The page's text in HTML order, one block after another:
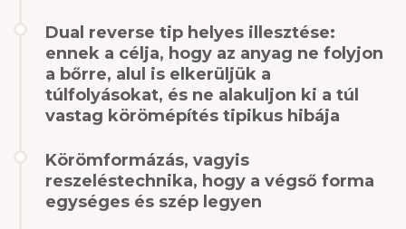
Dual reverse tip helyes illesztése:
ennek a célja, hogy az anyag ne folyjon
a bőrre, alul is elkerüljük a
túlfolyásokat, és ne alakuljon ki a túl
vastag körömépítés tipikus hibája
Körömformázás, vagyis
reszeléstechnika, hogy a végső forma
egységes és szép legyen